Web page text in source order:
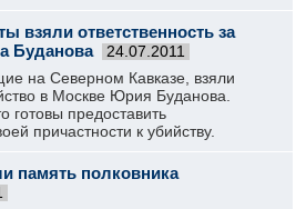
взяли ответственность за
Буданова
24.07.2011
на Северном Кавказе, взяли
в Москве Юрия Буданова.
готовы предоставить
причастности к убийству.
память полковника